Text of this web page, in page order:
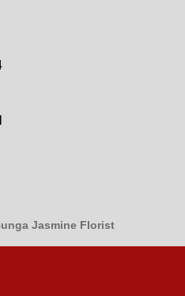
Jasmine Florist